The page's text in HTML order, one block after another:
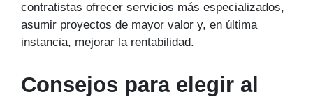
contratistas ofrecer servicios más especializados,
asumir proyectos de mayor valor y, en última
instancia, mejorar la rentabilidad.
Consejos para elegir al